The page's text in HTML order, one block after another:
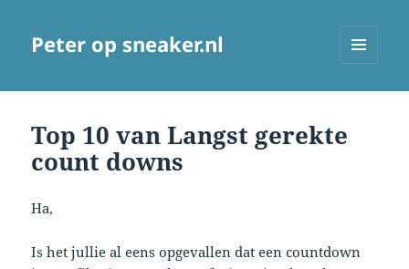
Peter op sneaker.nl
Top 10 van Langst gerekte
count downs
Ha,
Is het jullie al eens opgevallen dat een countdown